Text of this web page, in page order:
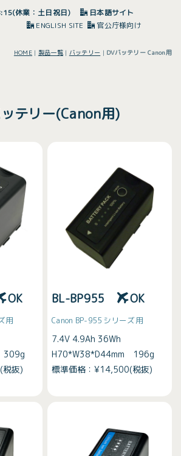
休業：土日祝日)
日本語サイト
ENGLISH SITE
官公庁様向け
HOME | 製品一覧| バッテリー | DVバッテリー Canon用
テリー(Canon用)
OK
用
309g
抜)
BL-BP955 OK
Canon BP-955シリーズ用
7.4V 4.9Ah 36Wh
H70*W38*D44mm 196g
標準価格：¥14,500(税抜)